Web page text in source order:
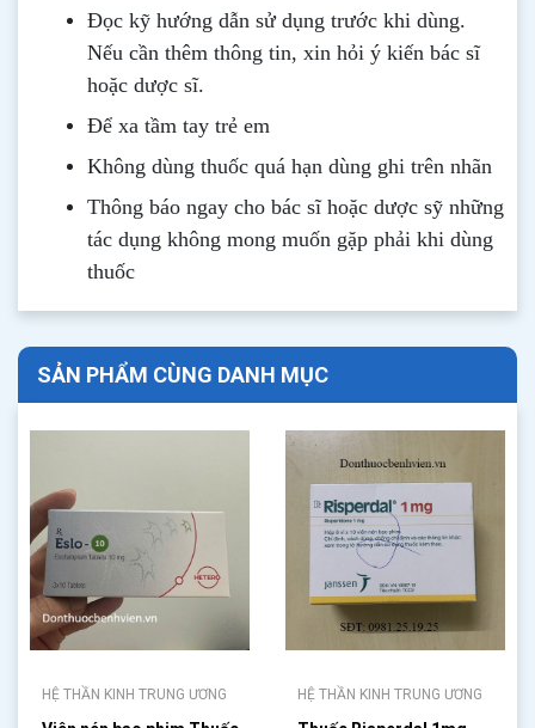
Đọc kỹ hướng dẫn sử dụng trước khi dùng.
Nếu cần thêm thông tin, xin hỏi ý kiến bác sĩ
hoặc dược sĩ.
Để xa tầm tay trẻ em
Không dùng thuốc quá hạn dùng ghi trên nhãn
Thông báo ngay cho bác sĩ hoặc dược sỹ những
tác dụng không mong muốn gặp phải khi dùng
thuốc
SẢN PHẨM CÙNG DANH MỤC
HỆ THẦN KINH TRUNG ƯƠNG HỆ THẦN KINH TRUNG ƯƠNG